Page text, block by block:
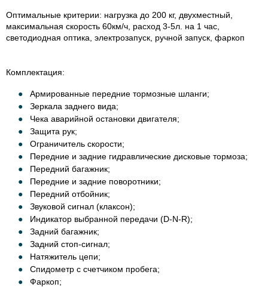
Оптимальные критерии: нагрузка до 200 кг, двухместный,
максимальная скорость 60км/ч, расход 3-5л. на 1 час,
светодиодная оптика, электрозапуск, ручной запуск, фаркоп
Комплектация:
Армированные передние тормозные шланги;
Зеркала заднего вида;
Чека аварийной остановки двигателя;
Защита рук;
Ограничитель скорости;
Передние и задние гидравлические дисковые тормоза;
Передний багажник;
Передние и задние поворотники;
Передний отбойник;
Звуковой сигнал (клаксон);
Индикатор выбранной передачи (D-N-R);
Задний багажник;
Задний стоп-сигнал;
Натяжитель цепи;
Спидометр с счетчиком пробега;
Фаркоп;